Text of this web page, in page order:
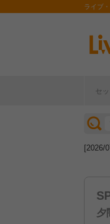
ライブ
セ
[2026/
[2026/
[2026/
夕